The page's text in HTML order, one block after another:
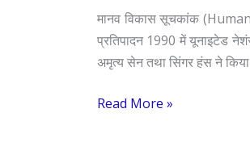
मानव विकास सूचकांक
प्रतिपादन 1990 में यूनाइटेड
अमृत्य सेन तथा सिंगर हंस ने
Read More »